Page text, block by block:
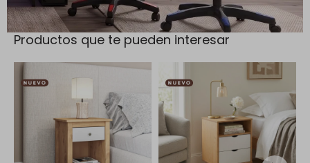
Productos que te pueden interesar